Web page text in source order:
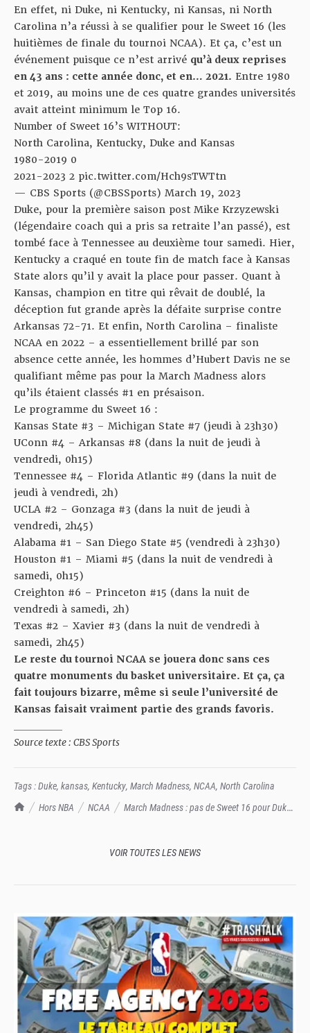
TrashTalk Actu NBA
Hors NBA NCAA
March Madness : pas de Sweet 16 pour Duke,
En effet, ni Duke, ni Kentucky, ni Kansas, ni North
Carolina n’a réussi à se qualifier pour le Sweet 16 (les
huitièmes de finale du tournoi NCAA). Et ça, c’est un
événement puisque ce n’est arrivé qu’à deux reprises
en 43 ans : cette année donc, et en… 2021. Entre 1980
et 2019, au moins une de ces quatre grandes universités
avait atteint minimum le Top 16.
Number of Sweet 16’s WITHOUT:
North Carolina, Kentucky, Duke and Kansas
1980-2019 0
2021-2023 2 pic.twitter.com/Hch9sTWTtn
— CBS Sports (@CBSSports) March 19, 2023
Duke, pour la première saison post Mike Krzyzewski
(légendaire coach qui a pris sa retraite l’an passé), est
tombé face à Tennessee au deuxième tour samedi. Hier,
Kentucky a craqué en toute fin de match face à Kansas
State alors qu’il y avait la place pour passer. Quant à
Kansas, champion en titre qui rêvait de doublé, la
déception fut grande après la défaite surprise contre
Arkansas 72-71. Et enfin, North Carolina – finaliste
NCAA en 2022 – a essentiellement brillé par son
absence cette année, les hommes d’Hubert Davis ne se
qualifiant même pas pour la March Madness alors
qu’ils étaient classés #1 en présaison.
Le programme du Sweet 16 :
Kansas State #3 – Michigan State #7 (jeudi à 23h30)
UConn #4 – Arkansas #8 (dans la nuit de jeudi à
vendredi, 0h15)
Tennessee #4 – Florida Atlantic #9 (dans la nuit de
jeudi à vendredi, 2h)
UCLA #2 – Gonzaga #3 (dans la nuit de jeudi à
vendredi, 2h45)
Alabama #1 – San Diego State #5 (vendredi à 23h30)
Houston #1 – Miami #5 (dans la nuit de vendredi à
samedi, 0h15)
Creighton #6 – Princeton #15 (dans la nuit de
vendredi à samedi, 2h)
Texas #2 – Xavier #3 (dans la nuit de vendredi à
samedi, 2h45)
Le reste du tournoi NCAA se jouera donc sans ces
quatre monuments du basket universitaire. Et ça, ça
fait toujours bizarre, même si seule l’université de
Kansas faisait vraiment partie des grands favoris.
Source texte : CBS Sports
Tags :Duke, kansas, Kentucky, March Madness, NCAA, North Carolina
VOIR TOUTES LES NEWS